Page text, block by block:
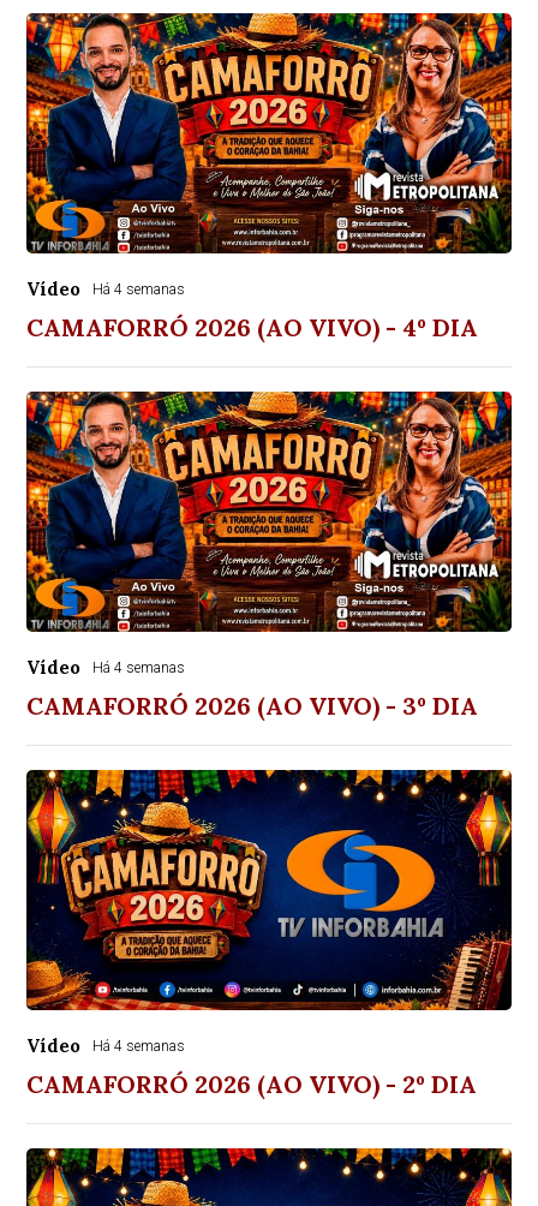
Vídeo Há 4 semanas
CAMAFORRÓ 2026 (AO VIVO) - 4º DIA
Vídeo Há 4 semanas
CAMAFORRÓ 2026 (AO VIVO) - 3º DIA
Vídeo Há 4 semanas
CAMAFORRÓ 2026 (AO VIVO) - 2º DIA